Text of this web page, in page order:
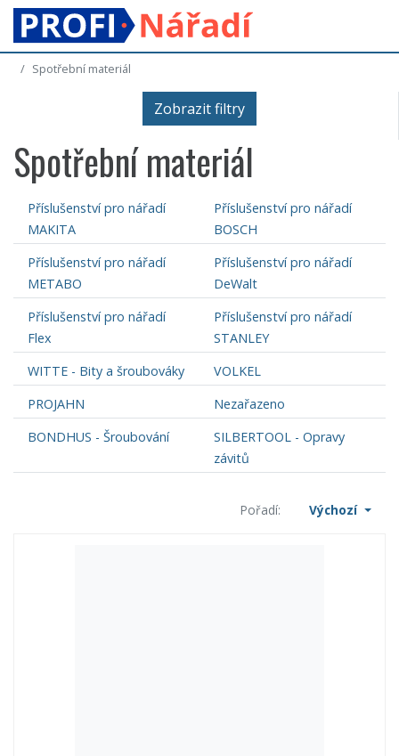
Spotřební materiál
Zobrazit filtry
Spotřební materiál
Příslušenství pro nářadí
MAKITA
Příslušenství pro nářadí
BOSCH
Příslušenství pro nářadí
METABO
Příslušenství pro nářadí
DeWalt
Příslušenství pro nářadí
Flex
Příslušenství pro nářadí
STANLEY
WITTE - Bity a šroubováky
VOLKEL
PROJAHN
Nezařazeno
BONDHUS - Šroubování
SILBERTOOL - Opravy
závitů
Pořadí: Výchozí